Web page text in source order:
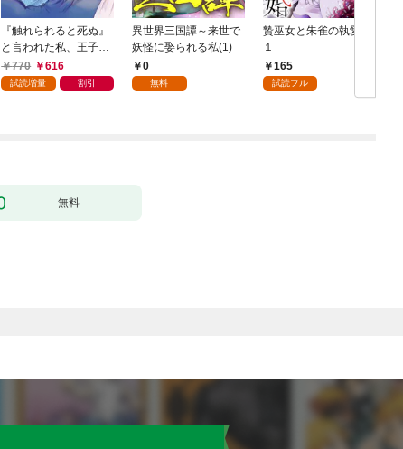
『触れられると死ぬ』
と言われた私、王子に
触れたら最強の大聖女
になりました。ところ
770 616
試読増量 割引
異世界三国譚～来世で
妖怪に娶られる私(1)
0
無料
贄巫女と朱雀の執愛婚
１
165
試読フル
無料